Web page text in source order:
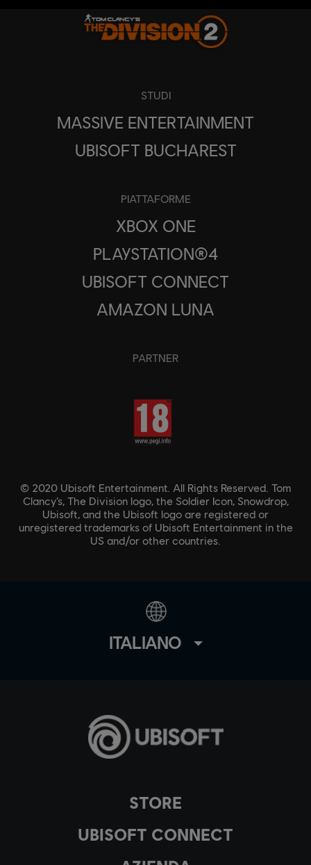
STORE
UBISOFT CONNECT
STUDI
MASSIVE ENTERTAINMENT
UBISOFT BUCHAREST
PIATTAFORME
XBOX ONE
PLAYSTATION®4
UBISOFT CONNECT
AMAZON LUNA
PARTNER
© 2020 Ubisoft Entertainment. All Rights Reserved. Tom
Clancy’s, The Division logo, the Soldier Icon, Snowdrop,
Ubisoft, and the Ubisoft logo are registered or
unregistered trademarks of Ubisoft Entertainment in the
US and/or other countries.
ITALIANO